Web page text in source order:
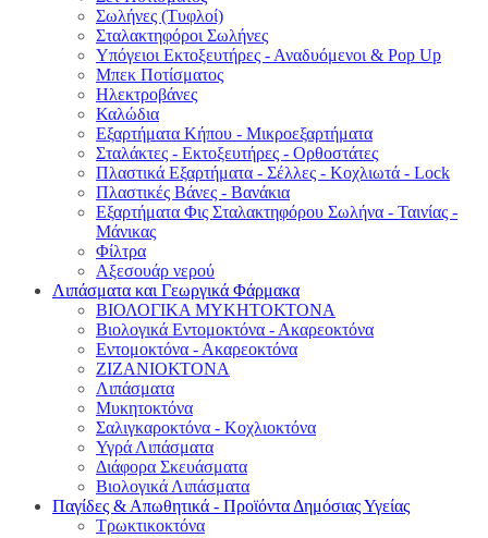
Σωλήνες (Τυφλοί)
Σταλακτηφόροι Σωλήνες
Υπόγειοι Εκτοξευτήρες - Αναδυόμενοι & Pop Up
Μπεκ Ποτίσματος
Ηλεκτροβάνες
Καλώδια
Εξαρτήματα Κήπου - Μικροεξαρτήματα
Σταλάκτες - Εκτοξευτήρες - Ορθοστάτες
Πλαστικά Εξαρτήματα - Σέλλες - Κοχλιωτά - Lock
Πλαστικές Βάνες - Βανάκια
Εξαρτήματα Φις Σταλακτηφόρου Σωλήνα - Ταινίας -
Μάνικας
Φίλτρα
Αξεσουάρ νερού
Λιπάσματα και Γεωργικά Φάρμακα
ΒΙΟΛΟΓΙΚΑ ΜΥΚΗΤΟΚΤΟΝΑ
Βιολογικά Εντομοκτόνα - Ακαρεοκτόνα
Εντομοκτόνα - Ακαρεοκτόνα
ΖΙΖΑΝΙΟΚΤΟΝΑ
Λιπάσματα
Μυκητοκτόνα
Σαλιγκαροκτόνα - Κοχλιοκτόνα
Υγρά Λιπάσματα
Διάφορα Σκευάσματα
Βιολογικά Λιπάσματα
Παγίδες & Απωθητικά - Προϊόντα Δημόσιας Υγείας
Τρωκτικοκτόνα